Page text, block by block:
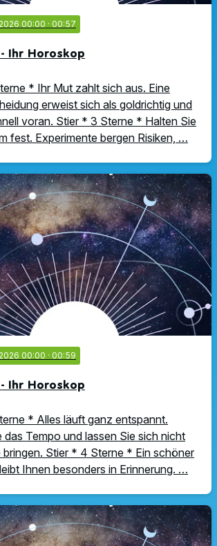
00:00 · 00:57
Ihr Horoskop
* Ihr Mut zahlt sich aus. Eine
erweist sich als goldrichtig und
voran. Stier * 3 Sterne * Halten Sie
fest. Experimente bergen Risiken, …
00:00 · 00:59
Ihr Horoskop
* Alles läuft ganz entspannt.
das Tempo und lassen Sie sich nicht
bringen. Stier * 4 Sterne * Ein schöner
Ihnen besonders in Erinnerung. …